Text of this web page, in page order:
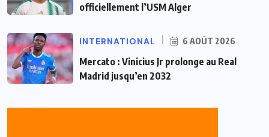
officiellement l’USM Alger
INTERNATIONAL 6 AOÛT 2026
Mercato : Vinicius Jr prolonge au Real
Madrid jusqu’en 2032